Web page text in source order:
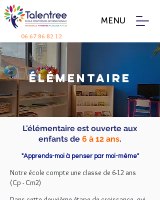
06 67 86 82 12
MENU
ÉlémentairE
L'élémentaire est ouverte aux
enfants de 6 à 12 ans.
"Apprends-moi à penser par moi-même"
Notre école compte une classe de 6-12 ans
(Cp - Cm2)